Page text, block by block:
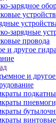
зарядное
зарядные
провода
и другое
и
винтовые